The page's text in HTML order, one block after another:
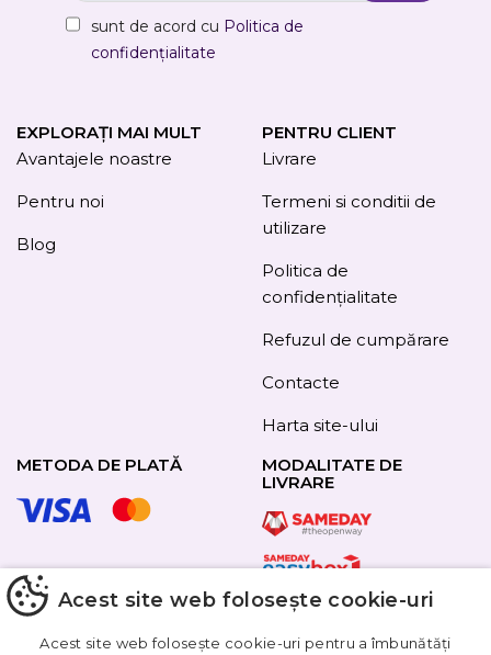
sunt de acord cu Politica de
confidențialitate
EXPLORAȚI MAI MULT
Avantajele noastre
Pentru noi
Blog
PENTRU CLIENT
Livrare
Termeni si conditii de
utilizare
Politica de
confidențialitate
Refuzul de cumpărare
Contacte
Harta site-ului
METODA DE PLATĂ
URMAȚI-NE
MODALITATE DE
LIVRARE
Acest site web folosește cookie-uri
Acest site web folosește cookie-uri pentru a îmbunătăți